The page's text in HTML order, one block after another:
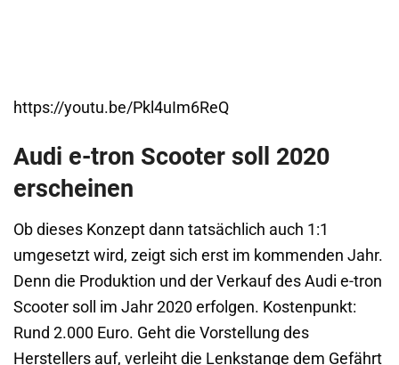
https://youtu.be/Pkl4uIm6ReQ
Audi e-tron Scooter soll 2020
erscheinen
Ob dieses Konzept dann tatsächlich auch 1:1
umgesetzt wird, zeigt sich erst im kommenden Jahr.
Denn die Produktion und der Verkauf des Audi e-tron
Scooter soll im Jahr 2020 erfolgen. Kostenpunkt:
Rund 2.000 Euro. Geht die Vorstellung des
Herstellers auf, verleiht die Lenkstange dem Gefährt